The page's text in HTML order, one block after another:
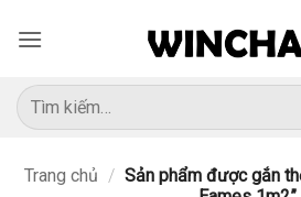
qua
dung
Tìm
kiếm:
Trang chủ / Sản phẩm được gắn